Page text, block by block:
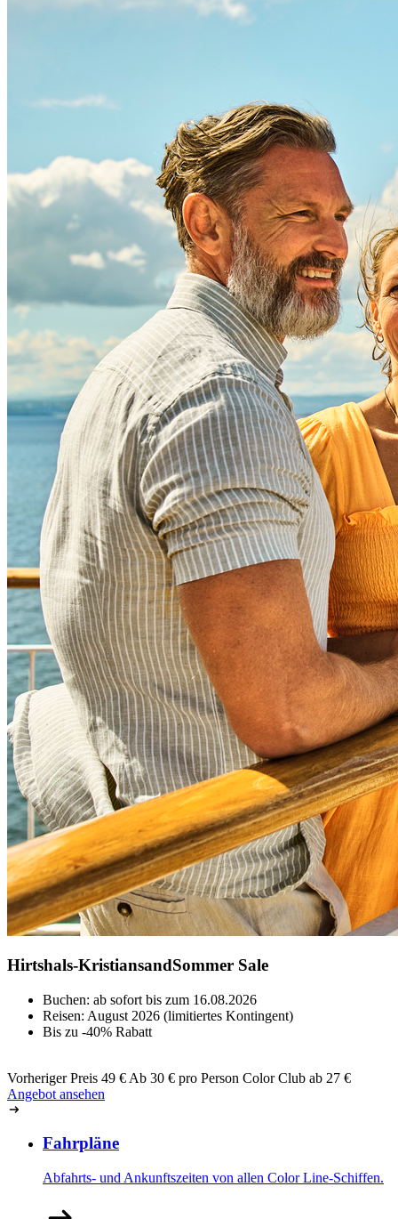
Hirtshals-KristiansandSommer Sale
Buchen: ab sofort bis zum 16.08.2026
Reisen: August 2026 (limitiertes Kontingent)
Bis zu -40% Rabatt
Vorheriger Preis 49 € Ab 30 € pro Person Color Club ab 27 €
Angebot ansehen
Fahrpläne
Abfahrts- und Ankunftszeiten von allen Color Line-Schiffen.